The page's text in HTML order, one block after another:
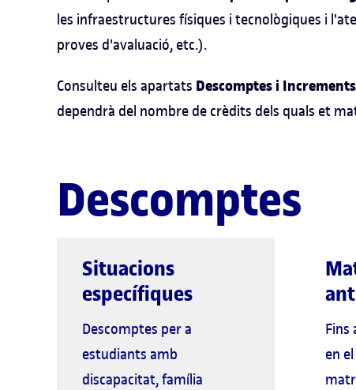
les infraestructures físiques i tecnològiques i
proves d'avaluació, etc.).
Consulteu els apartats Descomptes i Increments
dependrà del nombre de crèdits dels quals et
Descomptes
Situacions
específiques
Descomptes per a
estudiants amb
discapacitat, família
Fins
en